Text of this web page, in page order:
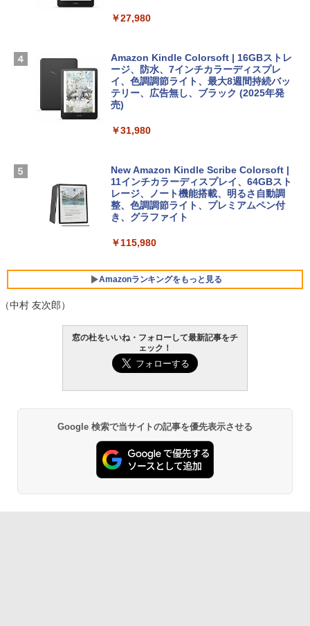
ームカメラ、日本語キーボード、Touch I
￥261,414
【Amazon.co.jp限定】 HP ノートパソコ
ン 15-fd 15.6インチ 16GBメモリ 512GB
FMV ノートパソコン WE1-K3 (MS 365 P
ersonal/Copilotキー搭載/Win 11/15.6型/
Core i5/16GB/SSD 512GB/ホワイト) FM
VWK3E15W_AZ
￥139,880
Robloxギフトカード - 2,000 Robux 【限
ラインコード版
￥3,200
ト): Java & Bedrock Edition | オンライ
￥3,600
1冊ですべて身につくHTML & CSSとWe
￥1,292
FM TOWNS ハイパー・カタログ: 本体ハ
ェクトリストと最新エミュレータ紹介
￥27,980
Amazon Kindle Colorsoft | 16GBストレ
ージ、防水、7インチカラーディスプレ
イ、色調調節ライト、最大8週間持続バッ
テリー、広告無し、ブラック (2025年発
売)
￥31,980
New Amazon Kindle Scribe Colorsoft |
11インチカラーディスプレイ、64GBスト
レージ、ノート機能搭載、明るさ自動調
整、色調調節ライト、プレミアムペン付
き、グラファイト
￥115,980
Amazonランキングをもっと見る
（中村 友次郎）
窓の杜をいいね・フォローして最新記事をチ
ェック！
Google 検索で当サイトの記事を優先表示させる